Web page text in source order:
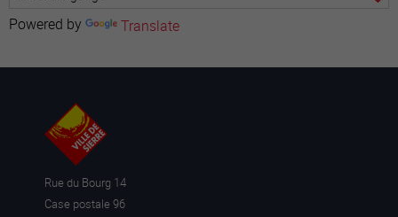
Powered by Translate
Rue du Bourg 14
Case postale 96